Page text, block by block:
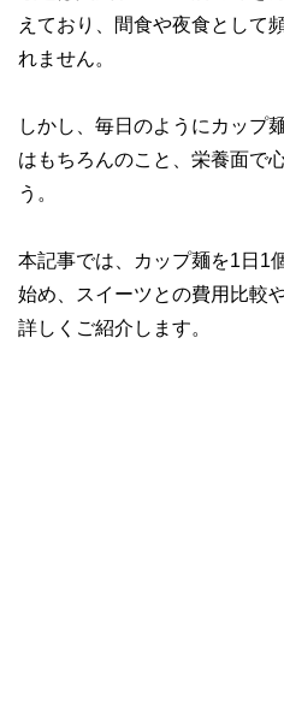
えており、間食や夜食として
れません。
しかし、毎日のようにカップ
はもちろんのこと、栄養面で
う。
本記事では、カップ麺を1日1
始め、スイーツとの費用比較
詳しくご紹介します。